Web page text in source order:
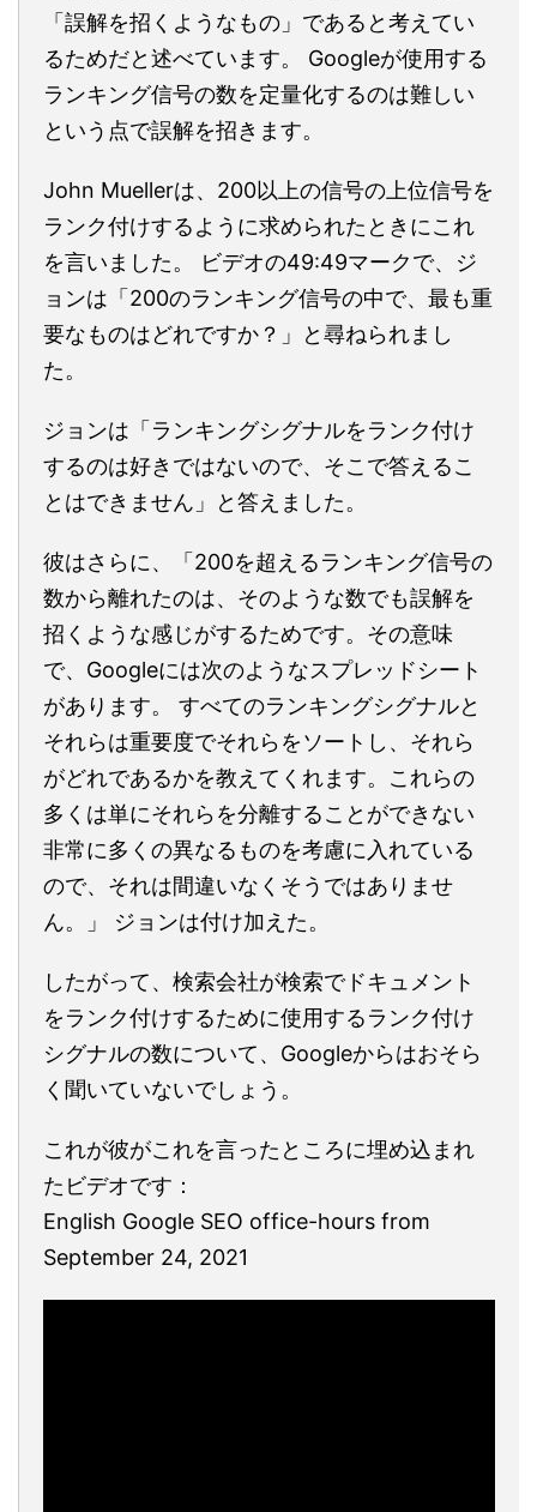
「誤解を招くようなもの」であると考えてい
るためだと述べています。 Googleが使用する
ランキング信号の数を定量化するのは難しい
という点で誤解を招きます。
John Muellerは、200以上の信号の上位信号を
ランク付けするように求められたときにこれ
を言いました。 ビデオの49:49マークで、ジ
ョンは「200のランキング信号の中で、最も重
要なものはどれですか？」と尋ねられまし
た。
ジョンは「ランキングシグナルをランク付け
するのは好きではないので、そこで答えるこ
とはできません」と答えました。
彼はさらに、「200を超えるランキング信号の
数から離れたのは、そのような数でも誤解を
招くような感じがするためです。その意味
で、Googleには次のようなスプレッドシート
があります。 すべてのランキングシグナルと
それらは重要度でそれらをソートし、それら
がどれであるかを教えてくれます。これらの
多くは単にそれらを分離することができない
非常に多くの異なるものを考慮に入れている
ので、それは間違いなくそうではありませ
ん。」 ジョンは付け加えた。
したがって、検索会社が検索でドキュメント
をランク付けするために使用するランク付け
シグナルの数について、Googleからはおそら
く聞いていないでしょう。
これが彼がこれを言ったところに埋め込まれ
たビデオです：
English Google SEO office-hours from
September 24, 2021